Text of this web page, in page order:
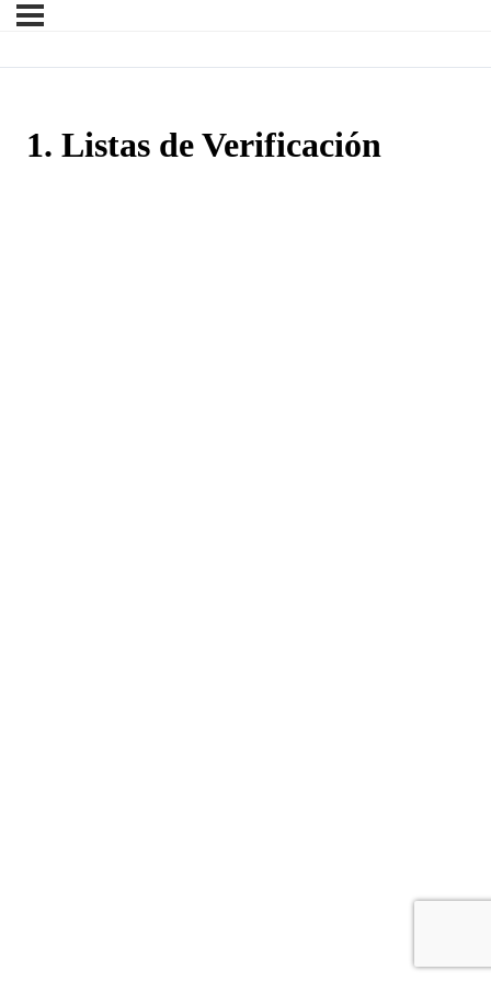
1. Listas de Verificación